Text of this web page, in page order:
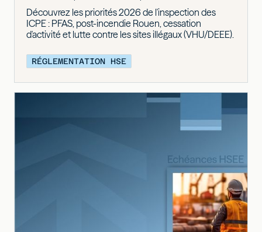
Découvrez les priorités 2026 de l'inspection des
ICPE : PFAS, post-incendie Rouen, cessation
d'activité et lutte contre les sites illégaux (VHU/DEEE).
RÉGLEMENTATION HSE